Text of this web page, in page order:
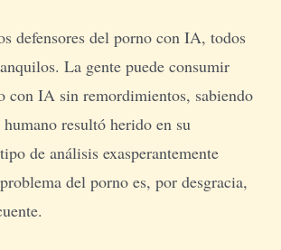
defensores del porno con IA, todos
La gente puede consumir
con IA sin remordimientos, sabiendo
resultó herido en su
de análisis exasperantemente
del porno es, por desgracia,